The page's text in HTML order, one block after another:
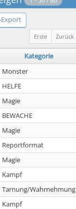
Export
Zurück
Erste
Kategorie
Monster
HELFE
Magie
BEWACHE
Magie
Reportformat
Magie
Kampf
Tarnung/Wahrnehmung
Kampf